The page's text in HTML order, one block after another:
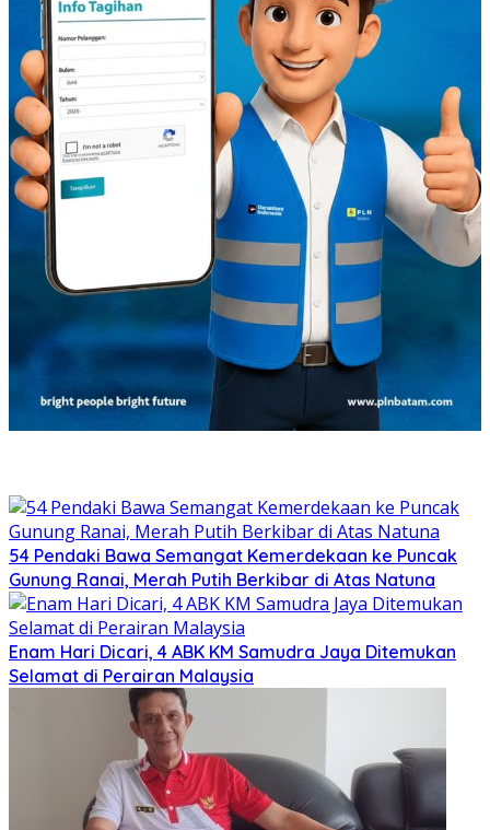
54 Pendaki Bawa Semangat Kemerdekaan ke Puncak
Gunung Ranai, Merah Putih Berkibar di Atas Natuna
Enam Hari Dicari, 4 ABK KM Samudra Jaya Ditemukan
Selamat di Perairan Malaysia